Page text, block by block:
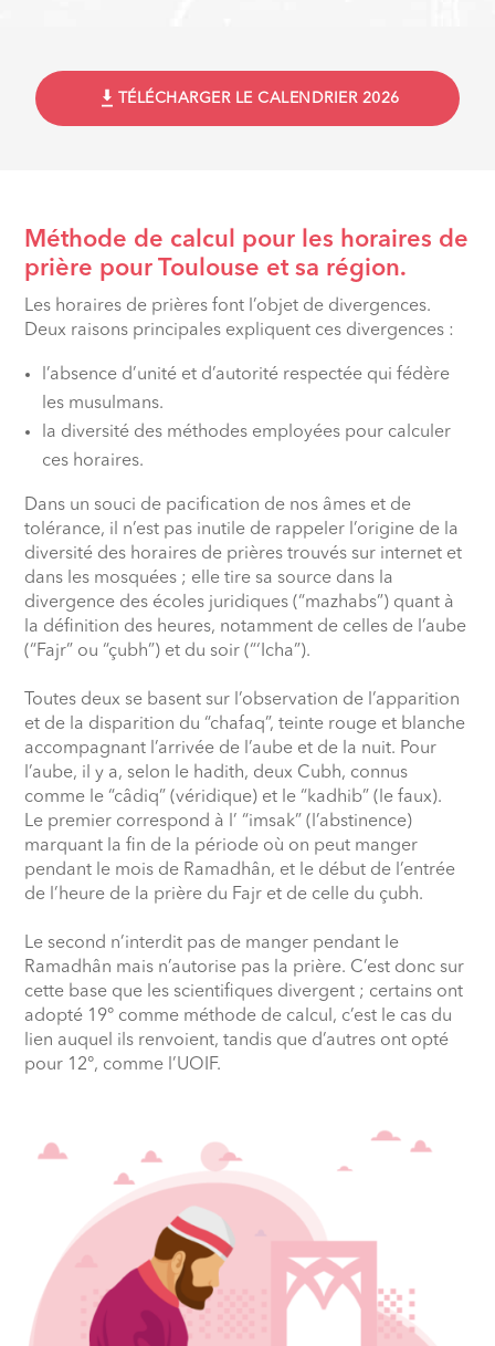
TÉLÉCHARGER LE CALENDRIER 2026
Méthode de calcul pour les horaires de
prière pour Toulouse et sa région.
Les horaires de prières font l’objet de divergences.
Deux raisons principales expliquent ces divergences :
l’absence d’unité et d’autorité respectée qui fédère
les musulmans.
la diversité des méthodes employées pour calculer
ces horaires.
Dans un souci de pacification de nos âmes et de
tolérance, il n’est pas inutile de rappeler l’origine de la
diversité des horaires de prières trouvés sur internet et
dans les mosquées ; elle tire sa source dans la
divergence des écoles juridiques (“mazhabs”) quant à
la définition des heures, notamment de celles de l’aube
(“Fajr” ou “çubh”) et du soir (“‘Icha”).
Toutes deux se basent sur l’observation de l’apparition
et de la disparition du “chafaq”, teinte rouge et blanche
accompagnant l’arrivée de l’aube et de la nuit. Pour
l’aube, il y a, selon le hadith, deux Cubh, connus
comme le “câdiq” (véridique) et le “kadhib” (le faux).
Le premier correspond à l’ “imsak” (l’abstinence)
marquant la fin de la période où on peut manger
pendant le mois de Ramadhân, et le début de l’entrée
de l’heure de la prière du Fajr et de celle du çubh.
Le second n’interdit pas de manger pendant le
Ramadhân mais n’autorise pas la prière. C’est donc sur
cette base que les scientifiques divergent ; certains ont
adopté 19° comme méthode de calcul, c’est le cas du
lien auquel ils renvoient, tandis que d’autres ont opté
pour 12°, comme l’UOIF.